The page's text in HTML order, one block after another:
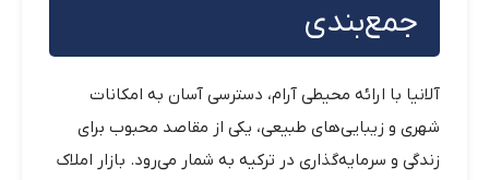
جمع‌بندی
آلانیا با ارائه محیطی آرام، دسترسی آسان به امکانات
شهری و زیبایی‌های طبیعی، یکی از مقاصد محبوب برای
زندگی و سرمایه‌گذاری در ترکیه به شمار می‌رود. بازار املاک